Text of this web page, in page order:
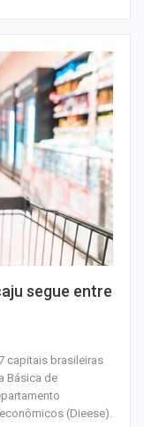
segue entre
capitais brasileiras
Básica de
(Dieese).